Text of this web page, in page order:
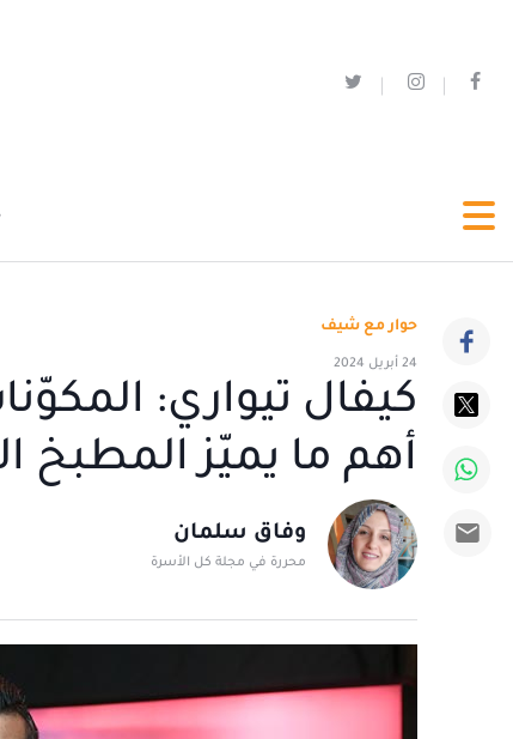
حوار مع شيف
24 أبريل 2024
كيفال تيواري:
أهم ما يميّز المطبخ
وفاق سلمان
محررة في مجلة كل الأسرة